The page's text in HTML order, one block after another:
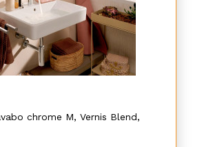
chrome M, Vernis Blend,